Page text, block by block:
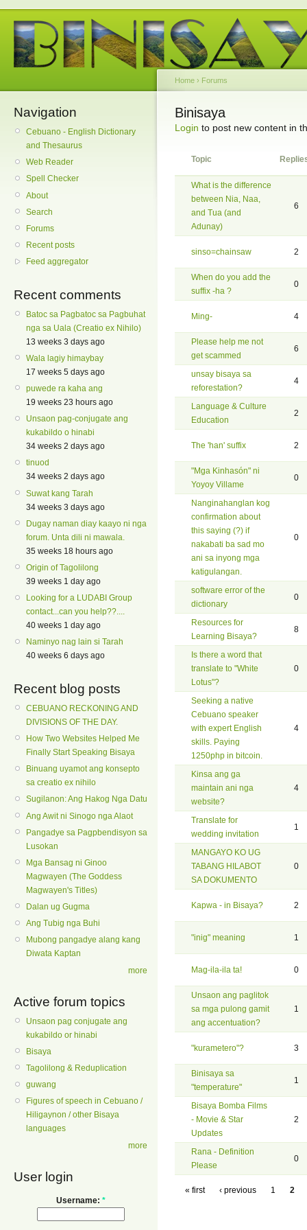
Navigation
Cebuano - English Dictionary
and Thesaurus
Web Reader
Spell Checker
About
Search
Forums
Recent posts
Feed aggregator
Recent comments
Batoc sa Pagbatoc sa Pagbuhat
nga sa Uala (Creatio ex Nihilo)
13 weeks 3 days ago
Wala lagiy himaybay
17 weeks 5 days ago
puwede ra kaha ang
19 weeks 23 hours ago
Unsaon pag-conjugate ang
kukabildo o hinabi
34 weeks 2 days ago
tinuod
34 weeks 2 days ago
Suwat kang Tarah
34 weeks 3 days ago
Dugay naman diay kaayo ni nga
forum. Unta dili ni mawala.
35 weeks 18 hours ago
Origin of Tagolilong
39 weeks 1 day ago
Looking for a LUDABI Group
contact...can you help??....
40 weeks 1 day ago
Naminyo nag lain si Tarah
40 weeks 6 days ago
Recent blog posts
CEBUANO RECKONING AND
DIVISIONS OF THE DAY.
How Two Websites Helped Me
Finally Start Speaking Bisaya
Binuang uyamot ang konsepto
sa creatio ex nihilo
Sugilanon: Ang Hakog Nga Datu
Ang Awit ni Sinogo nga Alaot
Pangadye sa Pagpbendisyon sa
Lusokan
Mga Bansag ni Ginoo
Magwayen (The Goddess
Magwayen's Titles)
Dalan ug Gugma
Ang Tubig nga Buhi
Mubong pangadye alang kang
Diwata Kaptan
more
Active forum topics
Unsaon pag conjugate ang
kukabildo or hinabi
Bisaya
Tagolilong & Reduplication
guwang
Figures of speech in Cebuano /
Hiligaynon / other Bisaya
languages
more
User login
Username: *
Home › Forums
Binisaya
Login to post new content in
Topic
What is the difference
between Nia, Naa,
and Tua (and
Adunay)
6
sinso=chainsaw 2
When do you add the
suffix -ha ?
0
Ming- 4
Please help me not
get scammed
6
unsay bisaya sa
reforestation?
4
Language & Culture
Education
2
The 'han' suffix 2
"Mga Kinhasón" ni
Yoyoy Villame
0
Nanginahanglan kog
confirmation about
this saying (?) if
nakabati ba sad mo
ani sa inyong mga
katigulangan.
0
software error of the
dictionary
0
Resources for
Learning Bisaya?
8
Is there a word that
translate to "White
Lotus"?
0
Seeking a native
Cebuano speaker
with expert English
skills. Paying
1250php in bitcoin.
4
Kinsa ang ga
maintain ani nga
website?
4
Translate for
wedding invitation
1
MANGAYO KO UG
TABANG HILABOT
SA DOKUMENTO
0
Kapwa - in Bisaya? 2
"inig" meaning 1
Mag-ila-ila ta! 0
Unsaon ang paglitok
sa mga pulong gamit
ang accentuation?
1
"kurametero"? 3
Binisaya sa
"temperature"
1
Bisaya Bomba Films
- Movie & Star
Updates
2
Rana - Definition
Please
0
« first ‹ previous 1 2